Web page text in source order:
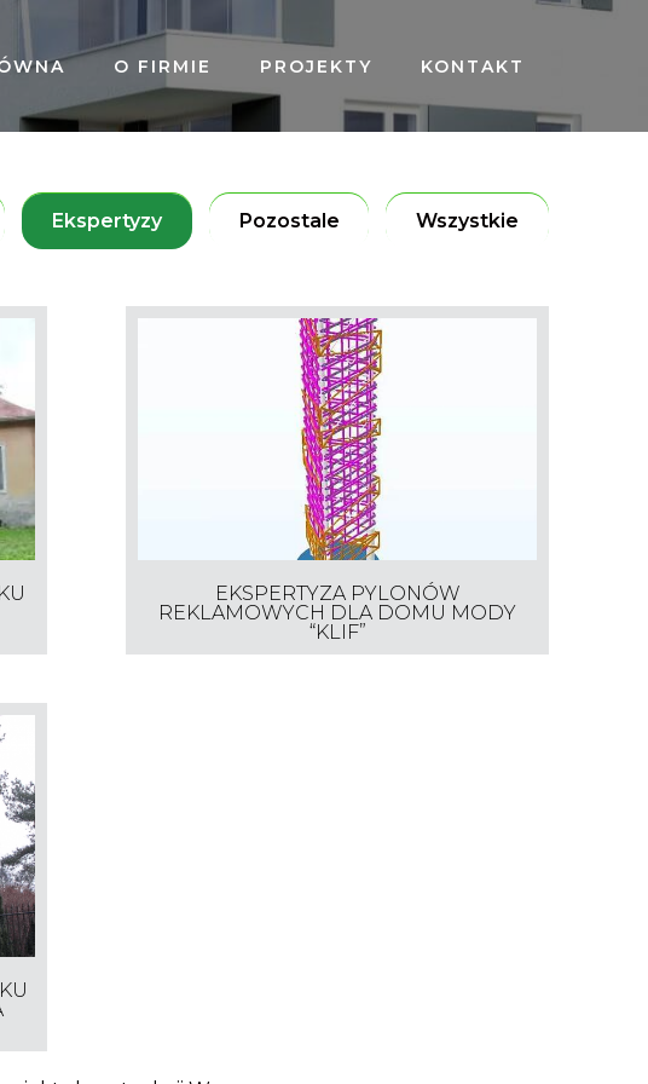
O FIRMIE PROJEKTY KONTAKT
Ekspertyzy Pozostale Wszystkie
EKSPERTYZA PYLONÓW
REKLAMOWYCH DLA DOMU MODY
“KLIF”